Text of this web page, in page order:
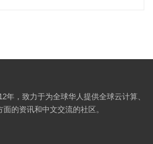
年，致力于为全球华人提供全球云计算、
的资讯和中文交流的社区。